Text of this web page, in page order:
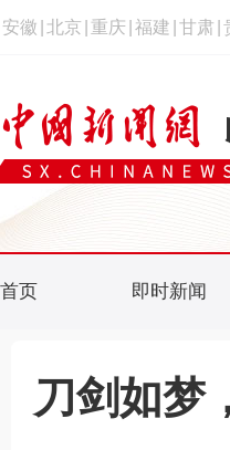
安徽 北京 重庆 福建 甘肃
首页 即时新闻
刀剑如梦